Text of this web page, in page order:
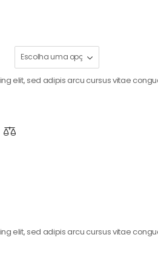
elit, sed adipis arcu cursus vitae
elit, sed adipis arcu cursus vitae